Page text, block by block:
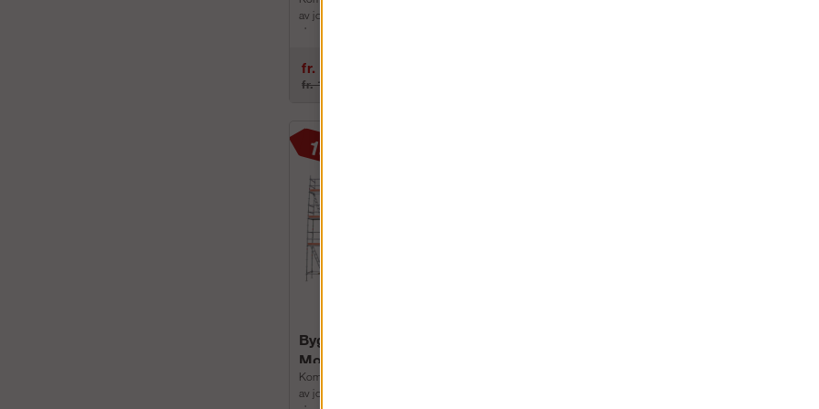
av jobb. Altrad Modul Alurotax
aluminium paketen är mycket flexibla i
fr. 105 178 kr
fr. 123 738 kr
aluminium
Byggställning 12x8m -
Modul Rotax Aluminium
Komplett byggställning för alla typer
av jobb. Altrad Modul Alurotax
Modul
Komplett